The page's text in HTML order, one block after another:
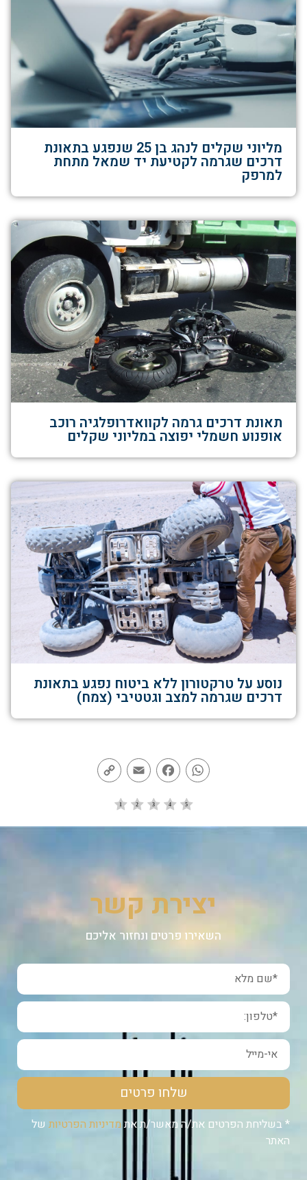
מליוני שקלים לנהג בן 25 שנפגע בתאונת
דרכים שגרמה לקטיעת יד שמאל מתחת
למרפק
תאונת דרכים גרמה לקוואדרופלגיה רוכב
אופנוע חשמלי יפוצה במליוני שקלים
נוסע על טרקטורון ללא ביטוח נפגע בתאונת
דרכים שגרמה למצב וגטטיבי (צמח)
WhatsApp
Facebook
Email
יצירת קשר
השאירו פרטים ונחזור אליכם
שלחו פרטים
* בשליחת הפרטים את/ה מאשר/ת אתמדיניות הפרטיות של
האתר